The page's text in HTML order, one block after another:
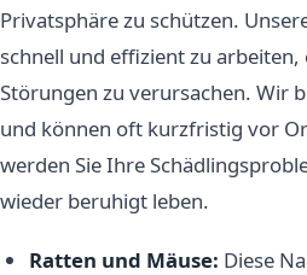
Privatsphäre zu schützen.
schnell und effizient zu
Störungen zu verursachen. Wir
und können oft kurzfristig vor
werden Sie Ihre
wieder beruhigt leben.
Ratten und Mäuse: Diese